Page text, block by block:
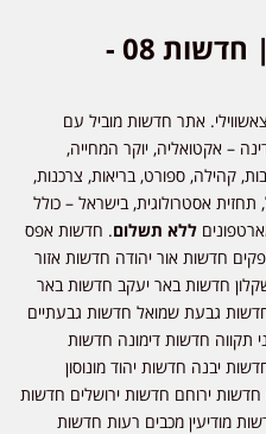
חדשות אפס שמונה | חדשות 08 -
אתר חדשות מוביל עם
– אקטואליה, יוקר המחייה,
קהילה, ספורט, בריאות, צרכנות,
תחזית אסטרולוגית, בישראל – כולל
ללא תשלום. חדשות אפס
חדשות אור יהודה חדשות אזור
חדשות באר יעקב חדשות באר
גבעת שמואל חדשות גבעתיים
תקווה חדשות דימונה חדשות
יבנה חדשות יהוד מונוסון
ירוחם חדשות ירושלים חדשות
מודיעין מכבים רעות חדשות